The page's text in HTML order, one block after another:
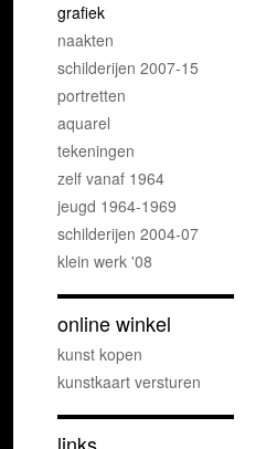
grafiek
naakten
schilderijen 2007-15
portretten
aquarel
tekeningen
zelf vanaf 1964
jeugd 1964-1969
schilderijen 2004-07
klein werk '08
online winkel
kunst kopen
kunstkaart versturen